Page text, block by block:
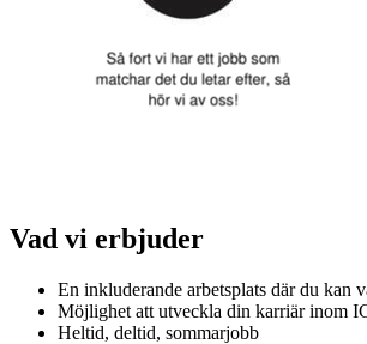
Vad vi erbjuder
En inkluderande arbetsplats där du kan
Möjlighet att utveckla din karriär inom
Heltid, deltid, sommarjobb